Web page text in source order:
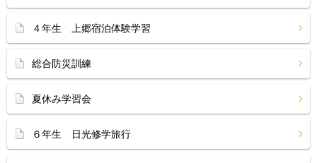
４年生 上郷宿泊体験学習
総合防災訓練
夏休み学習会
６年生 日光修学旅行